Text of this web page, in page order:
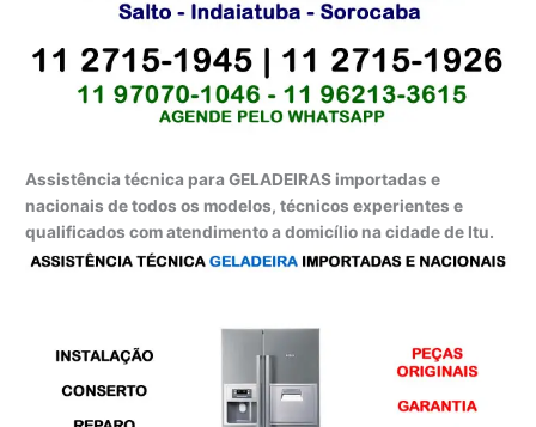
Assistência técnica para GELADEIRAS importadas e
nacionais de todos os modelos, técnicos experientes e
qualificados com atendimento a domicílio na cidade de Itu.